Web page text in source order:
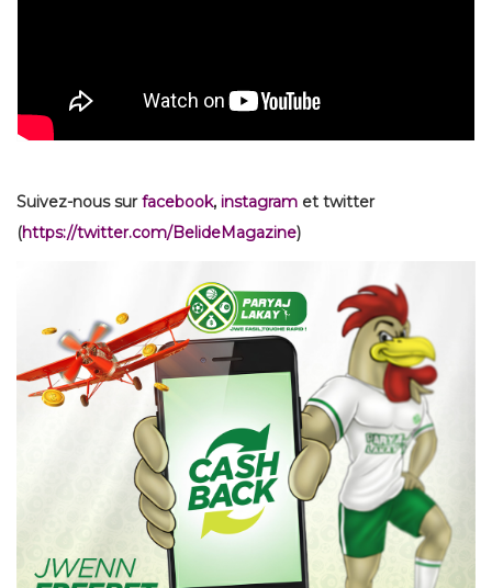
Suivez-nous surfacebook, instagram et twitter
(https://twitter.com/BelideMagazine)